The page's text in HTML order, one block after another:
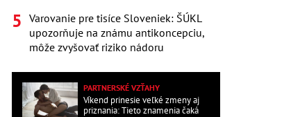
Varovanie pre tisíce Sloveniek: ŠÚKL
upozorňuje na známu antikoncepciu,
môže zvyšovať riziko nádoru
PARTNERSKÉ VZŤAHY
Víkend prinesie veľké zmeny aj
priznania: Tieto znamenia čaká